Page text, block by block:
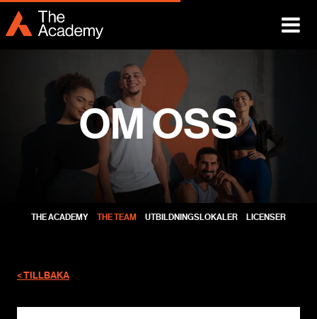
OM OSS
THE ACADEMY THE TEAM UTBILDNINGSLOKALER LICENSER
< TILLBAKA